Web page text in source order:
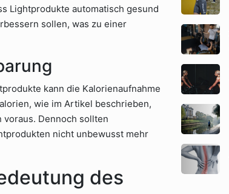
Lightprodukte automatisch gesund
sollen, was zu einer
kann die Kalorienaufnahme
wie im Artikel beschrieben,
Dennoch sollten
nicht unbewusst mehr
des